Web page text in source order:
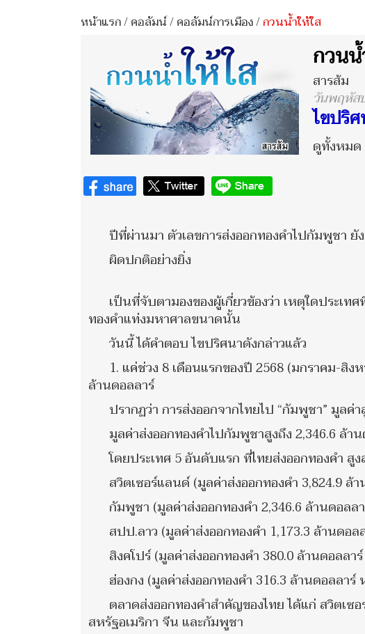
หน้าแรก/คอลัมน์/คอลัมน์การเมือง/กวนน้ำให้ใส
กวนน้
สารส้ม
วันพฤหัส
ไขปริศ
ดูทั้งหมด
ปีที่ผ่านมา ตัวเลขการส่งออกทองคำไปกัมพูชา ยั
ผิดปกติอย่างยิ่ง
เป็นที่จับตามองของผู้เกี่ยวข้องว่า เหตุใดประเ
ทองคำแท่งมหาศาลขนาดนั้น
วันนี้ ได้คำตอบ ไขปริศนาดังกล่าวแล้ว
1. แค่ช่วง 8 เดือนแรกของปี 2568 (มกราคม-สิง
ล้านดอลลาร์
ปรากฏว่า การส่งออกจากไทยไป “กัมพูชา” มูลค่
มูลค่าส่งออกทองคำไปกัมพูชาสูงถึง 2,346.6 ล้า
โดยประเทศ 5 อันดับแรก ที่ไทยส่งออกทองคำ สู
สวิตเซอร์แลนด์ (มูลค่าส่งออกทองคำ 3,824.9 ล้
กัมพูชา (มูลค่าส่งออกทองคำ 2,346.6 ล้านดอลล
สปป.ลาว (มูลค่าส่งออกทองคำ 1,173.3 ล้านดอ
สิงคโปร์ (มูลค่าส่งออกทองคำ 380.0 ล้านดอลล
ฮ่องกง (มูลค่าส่งออกทองคำ 316.3 ล้านดอลลา
ตลาดส่งออกทองคําสําคัญของไทย ได้แก่ สวิตเ
สหรัฐอเมริกา จีน และกัมพูชา